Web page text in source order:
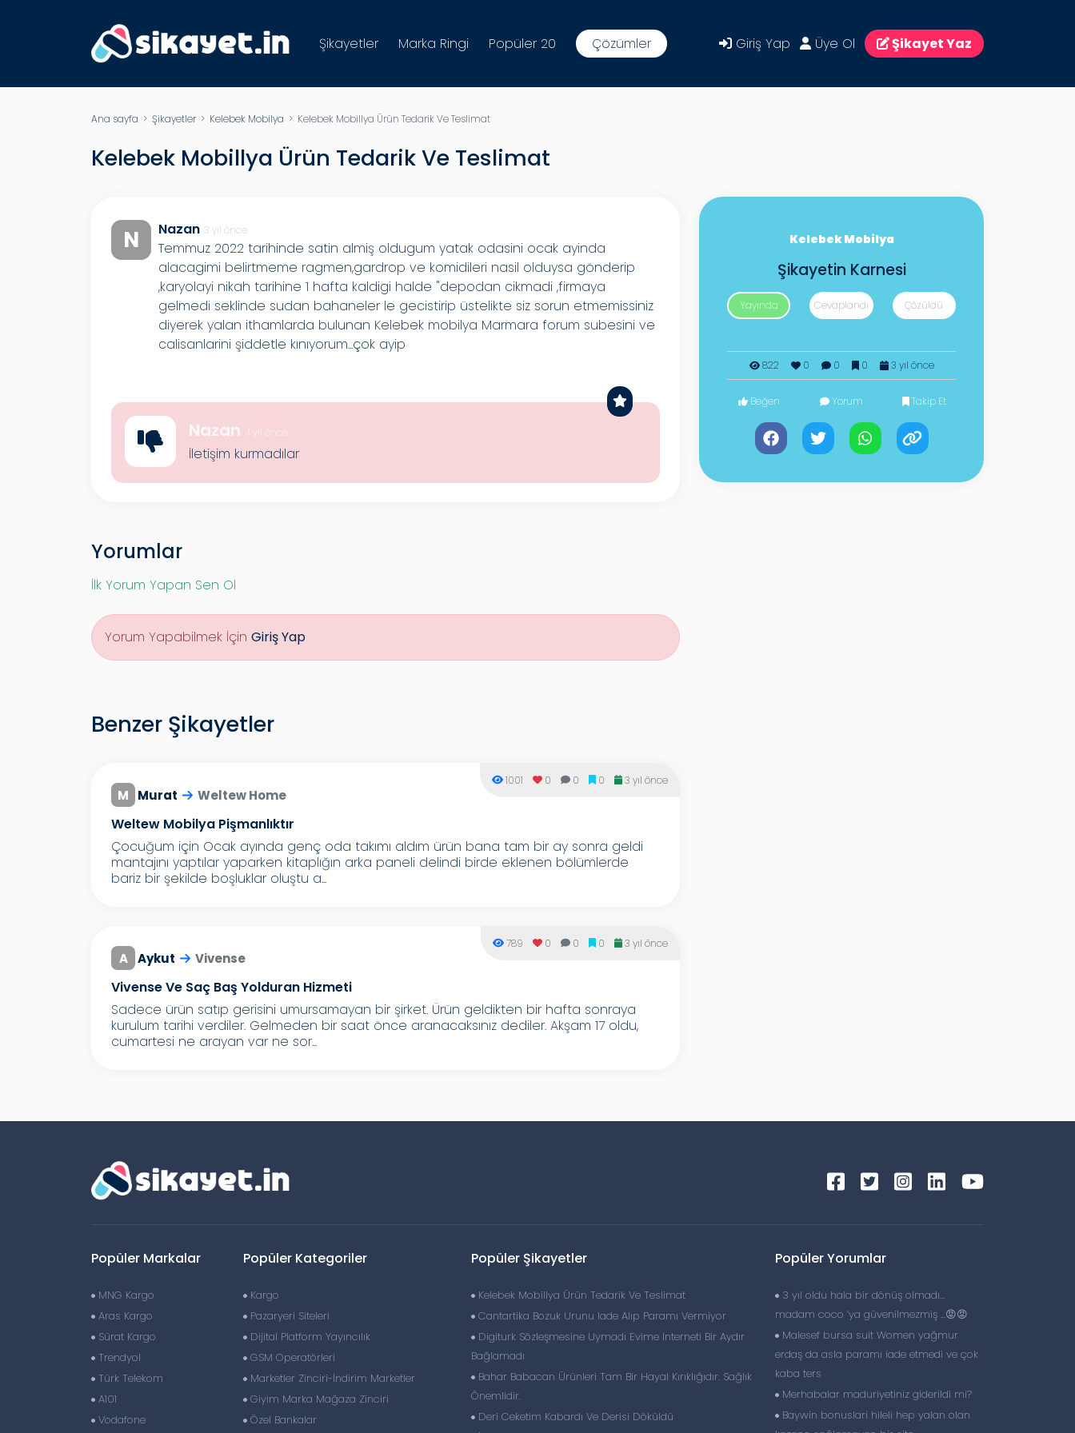
Şikayetler Marka Ringi Popüler 20 Çözümler Giriş Yap Üye Ol Şikayet Yaz
Ana sayfa > Şikayetler> Kelebek Mobilya > Kelebek Mobillya Ürün Tedarik Ve Teslimat
Kelebek Mobillya Ürün Tedarik Ve Teslimat
N Nazan 3 yıl önce
Temmuz 2022 tarihinde satin almiş oldugum yatak odasini ocak ayinda
alacagimi belirtmeme ragmen,gardrop ve komidileri nasil olduysa gönderip
,karyolayi nikah tarihine 1 hafta kaldigi halde "depodan cikmadi ,firmaya
gelmedi seklinde sudan bahaneler le gecistirip üstelikte siz sorun etmemissiniz
diyerek yalan ithamlarda bulunan Kelebek mobilya Marmara forum subesini ve
calisanlarini şiddetle kınıyorum...çok ayip
Nazan 4 yıl önce
İletişim kurmadılar
Kelebek Mobilya
Şikayetin Karnesi
Yayında Cevaplandı Çözüldü
822 0 0 0 3 yıl önce
Beğen Yorum Takip Et
Yorumlar
İlk Yorum Yapan Sen Ol
Yorum Yapabilmek İçin Giriş Yap
Benzer Şikayetler
M Murat Weltew Home
Weltew Mobilya Pişmanlıktır
1001 0 0 0 3 yıl önce
Çocuğum için Ocak ayında genç oda takımı aldım ürün bana tam bir ay sonra geldi
mantajını yaptılar yaparken kitaplığın arka paneli delindi birde eklenen bölümlerde
bariz bir şekilde boşluklar oluştu a...
A Aykut Vivense
Vivense Ve Saç Baş Yolduran Hizmeti
789 0 0 0 3 yıl önce
Sadece ürün satıp gerisini umursamayan bir şirket. Ürün geldikten bir hafta sonraya
kurulum tarihi verdiler. Gelmeden bir saat önce aranacaksınız dediler. Akşam 17 oldu,
cumartesi ne arayan var ne sor...
Popüler Markalar
MNG Kargo
Aras Kargo
Sürat Kargo
Trendyol
Türk Telekom
A101
Vodafone
Popüler Kategoriler
Kargo
Pazaryeri Siteleri
Dijital Platform Yayıncılık
GSM Operatörleri
Marketler Zinciri-İndirim Marketler
Giyim Marka Mağaza Zinciri
Özel Bankalar
Popüler Şikayetler
Kelebek Mobillya Ürün Tedarik Ve Teslimat
Cantartika Bozuk Urunu Iade Alıp Paramı Vermiyor
Digiturk Sözleşmesine Uymadı Evime Interneti Bir Aydır
Bağlamadı
Bahar Babacan Ürünleri Tam Bir Hayal Kırıklığıdır. Sağlık
Önemlidir.
Deri Ceketim Kabardı Ve Derisi Döküldü
Popüler Yorumlar
3 yıl oldu hala bir dönüş olmadı…
madam coco ‘ya güvenilmezmiş …😡😡
Malesef bursa suit Women yağmur
erdaş da asla paramı iade etmedi ve çok
kaba ters
Merhabalar maduriyetiniz giderildi mi?
Baywin bonuslari hileli hep yalan olan